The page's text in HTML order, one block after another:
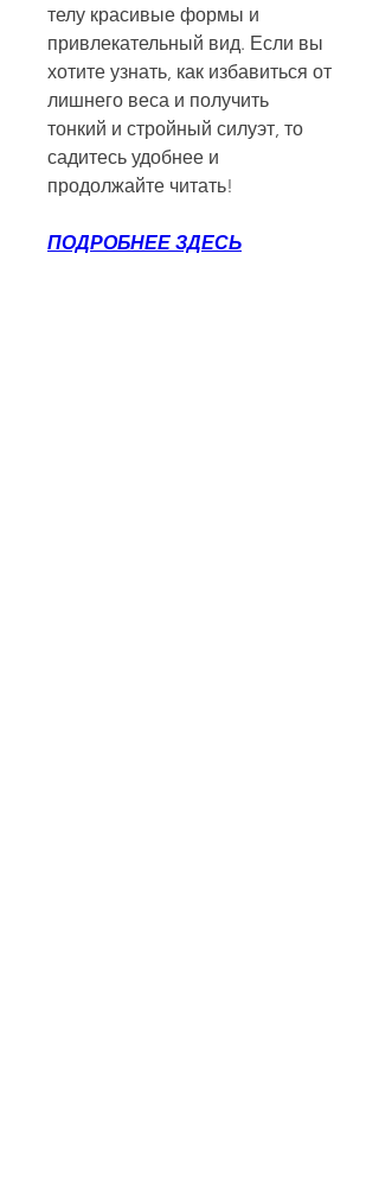
телу красивые формы и
привлекательный вид. Если вы
хотите узнать, как избавиться от
лишнего веса и получить
тонкий и стройный силуэт, то
садитесь удобнее и
продолжайте читать!
ПОДРОБНЕЕ ЗДЕСЬ